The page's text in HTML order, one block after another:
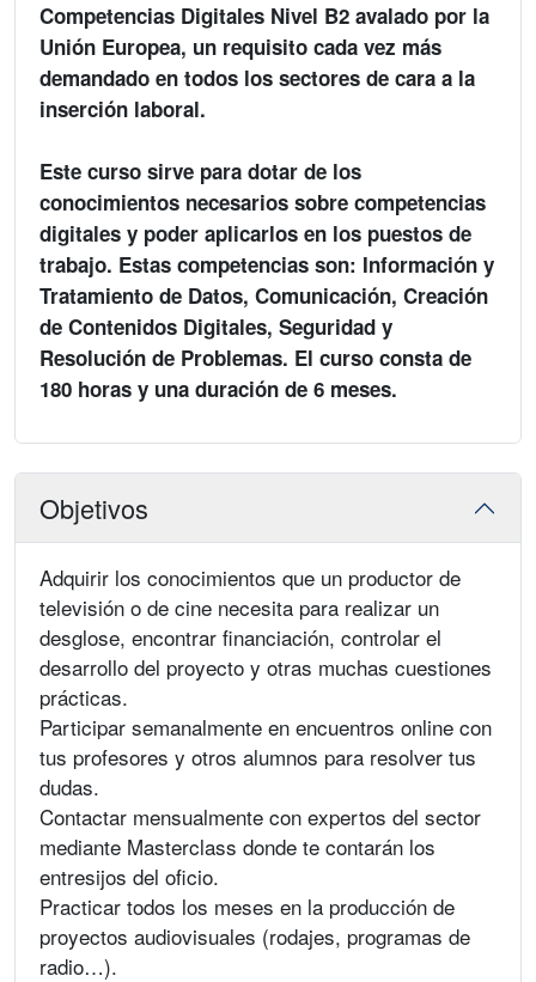
Competencias Digitales Nivel B2 avalado por la
Unión Europea, un requisito cada vez más
demandado en todos los sectores de cara a la
inserción laboral.
Este curso sirve para dotar de los
conocimientos necesarios sobre competencias
digitales y poder aplicarlos en los puestos de
trabajo. Estas competencias son: Información y
Tratamiento de Datos, Comunicación, Creación
de Contenidos Digitales, Seguridad y
Resolución de Problemas. El curso consta de
180 horas y una duración de 6 meses.
Objetivos
Adquirir los conocimientos que un productor de
televisión o de cine necesita para realizar un
desglose, encontrar financiación, controlar el
desarrollo del proyecto y otras muchas cuestiones
prácticas.
Participar semanalmente en encuentros online con
tus profesores y otros alumnos para resolver tus
dudas.
Contactar mensualmente con expertos del sector
mediante Masterclass donde te contarán los
entresijos del oficio.
Practicar todos los meses en la producción de
proyectos audiovisuales (rodajes, programas de
radio…).